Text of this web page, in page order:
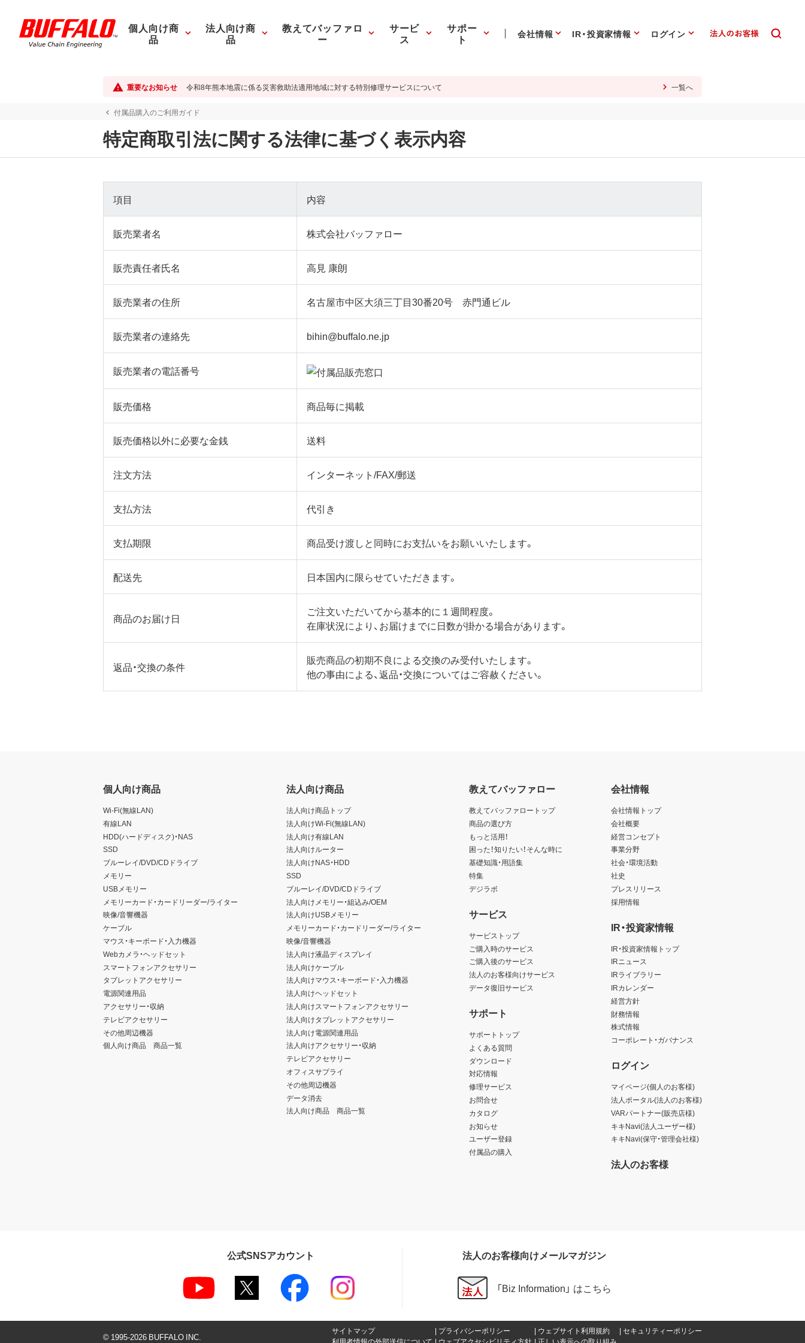
個人向け商
品
法人向け商
品
教えてバッファロ
ー
サービ
ス
サポー
ト 会社情報 IR・投資家情報 ログイン
重要なお知らせ 令和8年熊本地震に係る災害救助法適用地域に対する特別修理サービスについて 一覧へ
付属品購入のご利用ガイド
特定商取引法に関する法律に基づく表示内容
項目 内容
販売業者名 株式会社バッファロー
販売責任者氏名 高見 康朗
販売業者の住所 名古屋市中区大須三丁目30番20号 赤門通ビル
販売業者の連絡先 bihin@buffalo.ne.jp
販売業者の電話番号
販売価格 商品毎に掲載
販売価格以外に必要な金銭 送料
注文方法 インターネット/FAX/郵送
支払方法 代引き
支払期限 商品受け渡しと同時にお支払いをお願いいたします。
配送先 日本国内に限らせていただきます。
商品のお届け日
ご注文いただいてから基本的に１週間程度。
在庫状況により、お届けまでに日数が掛かる場合があります。
返品・交換の条件
販売商品の初期不良による交換のみ受付いたします。
他の事由による、返品・交換についてはご容赦ください。
個人向け商品
Wi-Fi(無線LAN)
有線LAN
HDD(ハードディスク)・NAS
SSD
ブルーレイ/DVD/CDドライブ
メモリー
USBメモリー
メモリーカード・カードリーダー/ライター
映像/音響機器
ケーブル
マウス・キーボード・入力機器
Webカメラ・ヘッドセット
スマートフォンアクセサリー
タブレットアクセサリー
電源関連用品
アクセサリー・収納
テレビアクセサリー
その他周辺機器
個人向け商品 商品一覧
法人向け商品
法人向け商品トップ
法人向けWi-Fi(無線LAN)
法人向け有線LAN
法人向けルーター
法人向けNAS・HDD
SSD
ブルーレイ/DVD/CDドライブ
法人向けメモリー・組込み/OEM
法人向けUSBメモリー
メモリーカード・カードリーダー/ライター
映像/音響機器
法人向け液晶ディスプレイ
法人向けケーブル
法人向けマウス・キーボード・入力機器
法人向けヘッドセット
法人向けスマートフォンアクセサリー
法人向けタブレットアクセサリー
法人向け電源関連用品
法人向けアクセサリー・収納
テレビアクセサリー
オフィスサプライ
その他周辺機器
データ消去
法人向け商品 商品一覧
教えてバッファロー
教えてバッファロートップ
商品の選び方
もっと活用！
困った！知りたい！そんな時に
基礎知識・用語集
特集
デジラボ
サービス
サービストップ
ご購入時のサービス
ご購入後のサービス
法人のお客様向けサービス
データ復旧サービス
サポート
サポートトップ
よくある質問
ダウンロード
対応情報
修理サービス
お問合せ
カタログ
お知らせ
ユーザー登録
付属品の購入
会社情報
会社情報トップ
会社概要
経営コンセプト
事業分野
社会・環境活動
社史
プレスリリース
採用情報
IR・投資家情報
IR・投資家情報トップ
IRニュース
IRライブラリー
IRカレンダー
経営方針
財務情報
株式情報
コーポレート・ガバナンス
ログイン
マイページ(個人のお客様)
法人ポータル(法人のお客様)
VARパートナー(販売店様)
キキNavi(法人ユーザー様)
キキNavi(保守・管理会社様)
法人のお客様
公式SNSアカウント 法人のお客様向けメールマガジン
「Biz Information」 はこちら
サイトマップ プライバシーポリシー ウェブサイト利用規約
セキュリティーポリシー
© 1995-2026 BUFFALO INC.